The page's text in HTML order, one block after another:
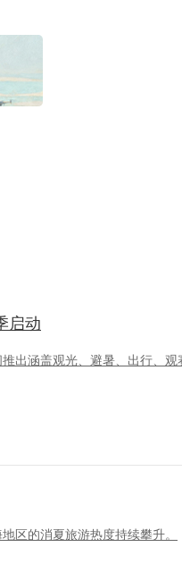
启动
出涵盖观光、避暑、出行、观
区的消夏旅游热度持续攀升。